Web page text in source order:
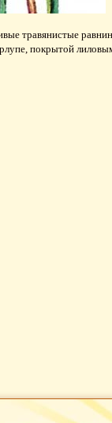
травянистые
покрытой